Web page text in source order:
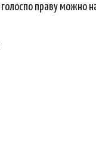
голоспо праву